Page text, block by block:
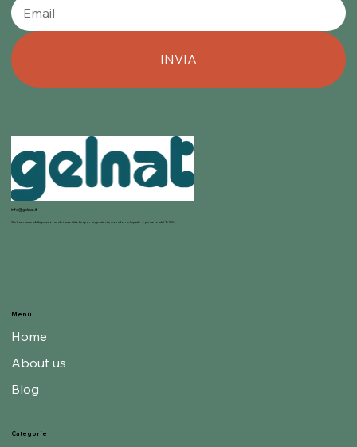
INVIA
info@gelnat.it
Gelnat nasce dalla passione dei suoi titolari per la gelateria, mondo nel quale operano dal 1950.
Categorie
Menù
Home
About us
Blog